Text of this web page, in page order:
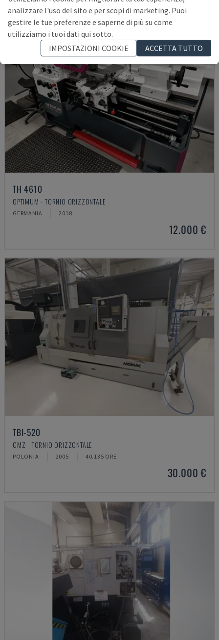
TH 4610
OPTIMUM - TORNIO ORIZZONTALE
GERMANIA 2018
12.000 €
TBI-520
CMZ - TORNIO ORIZZONTALE
POLONIA 2005 40.135 ORE
30.000 €
analizzare l'uso del sito e per scopi di marketing. Puoi
gestire le tue preferenze e saperne di più su come
utilizziamo i tuoi dati qui sotto.
IMPOSTAZIONI COOKIE
ACCETTA TUTTO